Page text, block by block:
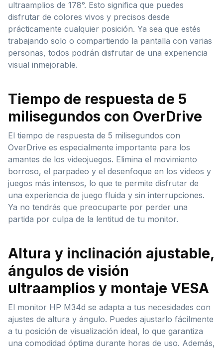
ultraamplios de 178°. Esto significa que puedes
disfrutar de colores vivos y precisos desde
prácticamente cualquier posición. Ya sea que estés
trabajando solo o compartiendo la pantalla con varias
personas, todos podrán disfrutar de una experiencia
visual inmejorable.
Tiempo de respuesta de 5
milisegundos con OverDrive
El tiempo de respuesta de 5 milisegundos con
OverDrive es especialmente importante para los
amantes de los videojuegos. Elimina el movimiento
borroso, el parpadeo y el desenfoque en los vídeos y
juegos más intensos, lo que te permite disfrutar de
una experiencia de juego fluida y sin interrupciones.
Ya no tendrás que preocuparte por perder una
partida por culpa de la lentitud de tu monitor.
Altura y inclinación ajustable,
ángulos de visión
ultraamplios y montaje VESA
El monitor HP M34d se adapta a tus necesidades con
ajustes de altura y ángulo. Puedes ajustarlo fácilmente
a tu posición de visualización ideal, lo que garantiza
una comodidad óptima durante horas de uso. Además,